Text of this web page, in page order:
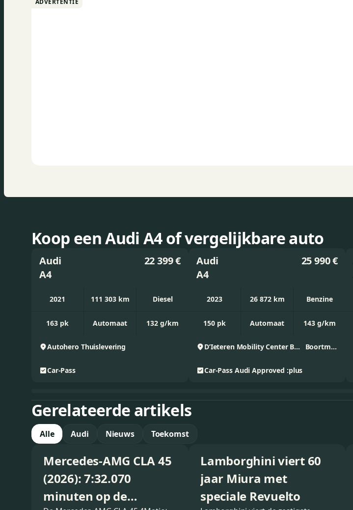
ADVERTENTIE
Koop een Audi A4 of vergelijkbare auto
Audi
A4
22 399 €
2021 111 303 km Diesel
163 pk Automaat 132 g/km
Autohero Thuislevering
Car-Pass
Audi
A4
25 990 €
2023 26 872 km Benzine
150 pk Automaat 143 g/km
D’Ieteren Mobility Center Boortmeerbeek - Audi Boortmeerbeek
Car-Pass Audi Approved :plus
Gerelateerde artikels
Alle Audi Nieuws Toekomst
Mercedes-AMG CLA 45
(2026): 7:32.070
minuten op de
Lamborghini viert 60
jaar Miura met
speciale Revuelto